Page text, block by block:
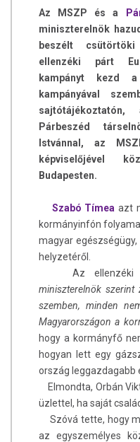
Az MSZP és a
miniszterelnök
beszélt
ellenzéki párt
kampányt kezd a
kampányával
Párbeszéd
Istvánnal, az
képviselőjével
Budapesten.
Szabó Tímea azt
kormányinfón
magyar
helyzetéről.
Az ellenzéki
miniszterelnök szerint
szemben, minden
Magyarországon a
hogy a kormányfő
hogyan lett egy
ország leggazdagabb
Elmondta, Orbán
üzlettel, ha saját
Szóvá tette, hogy
az egyszemélyes